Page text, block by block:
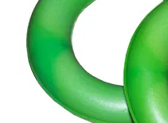
Kontakt